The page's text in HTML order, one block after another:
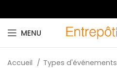
MENU
Accueil Types d'événements